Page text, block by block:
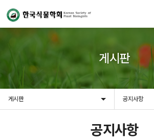
게시판
게시판 공지사항
공지사항